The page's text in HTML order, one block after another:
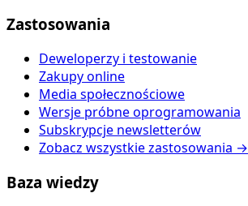
Zastosowania
Deweloperzy i testowanie
Zakupy online
Media społecznościowe
Wersje próbne oprogramowania
Subskrypcje newsletterów
Zobacz wszystkie zastosowania →
Baza wiedzy